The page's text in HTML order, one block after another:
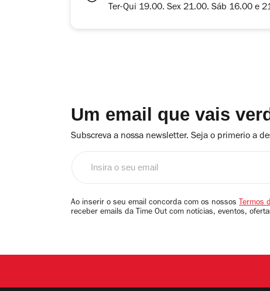
Ter-Qui 19.00. Sex 21.00. Sáb 16.00 e
Um email que vais
Subscreva a nossa newsletter. Seja o primerio a
email
Ao inserir o seu email concorda com os nossos Termos
receber emails da Time Out com notícias, eventos,